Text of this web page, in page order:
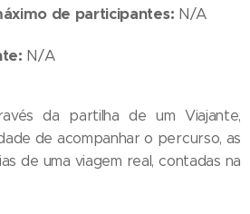
de participantes: N/A
N/A
da partilha de um Viajante,
de acompanhar o percurso, as
de uma viagem real, contadas na